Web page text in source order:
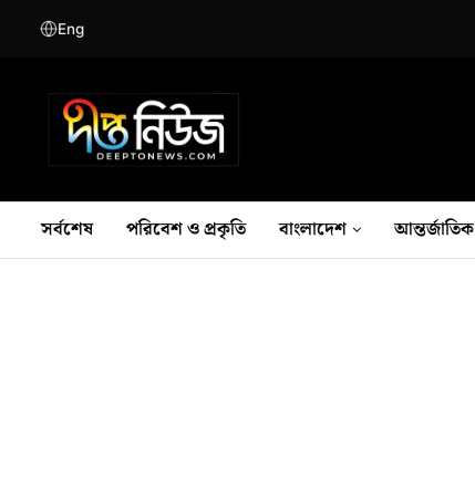
Eng
সর্বশেষ পরিবেশ ও প্রকৃতি বাংলাদেশ আন্তর্জাতিক